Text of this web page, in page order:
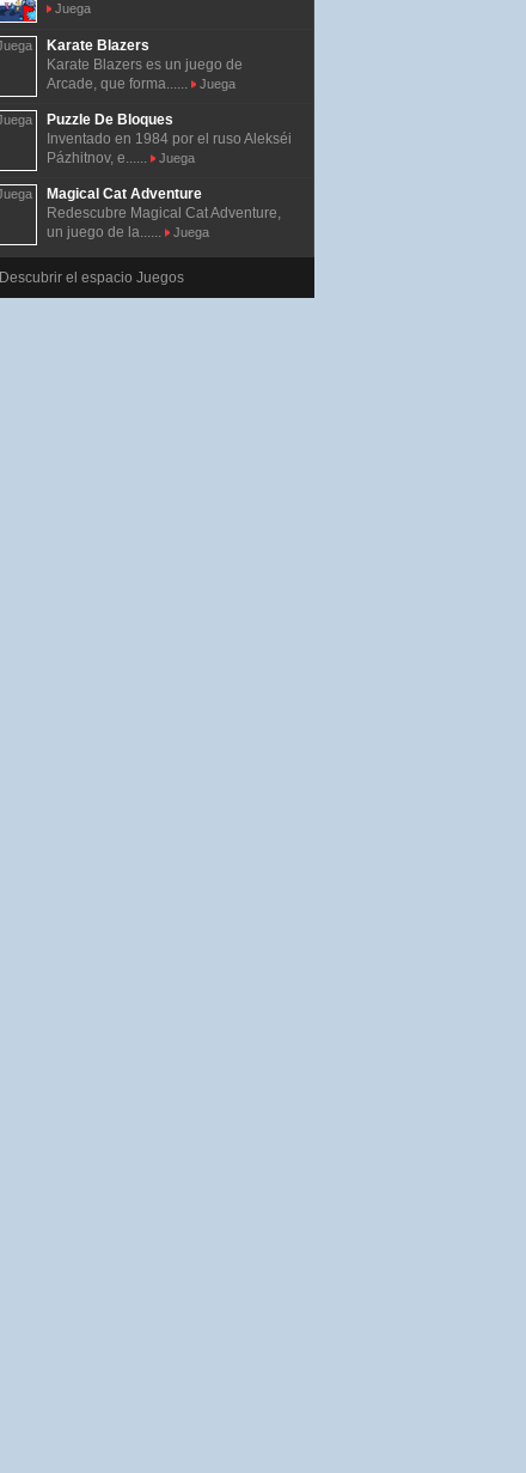
Juega
Karate Blazers
Karate Blazers es un juego de
Arcade, que forma......
Juega
Puzzle De Bloques
Inventado en 1984 por el ruso Alekséi
Pázhitnov, e......
Juega
Magical Cat Adventure
Redescubre Magical Cat Adventure,
un juego de la......
Juega
Descubrir el espacio Juegos